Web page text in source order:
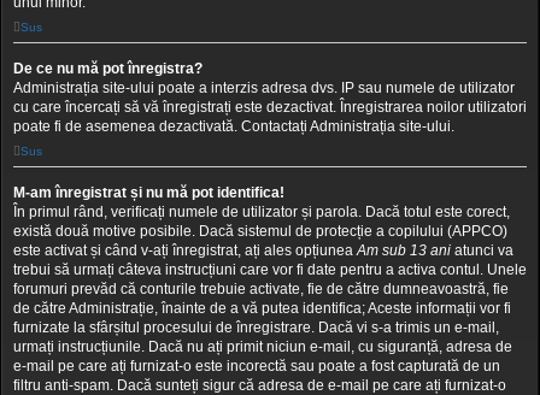
Sus
De ce nu mă pot înregistra?
Administrația site-ului poate a interzis adresa dvs. IP sau numele de utilizator
cu care încercați să vă înregistrați este dezactivat. Înregistrarea noilor utilizatori
poate fi de asemenea dezactivată. Contactați Administrația site-ului.
Sus
M-am înregistrat și nu mă pot identifica!
În primul rând, verificați numele de utilizator și parola. Dacă totul este corect,
există două motive posibile. Dacă sistemul de protecție a copilului (APPCO)
este activat și când v-ați înregistrat, ați ales opțiuneaAm sub 13 ani atunci va
trebui să urmați câteva instrucțiuni care vor fi date pentru a activa contul. Unele
forumuri prevăd că conturile trebuie activate, fie de către dumneavoastră, fie
de către Administrație, înainte de a vă putea identifica; Aceste informații vor fi
furnizate la sfârșitul procesului de înregistrare. Dacă vi s-a trimis un e-mail,
urmați instrucțiunile. Dacă nu ați primit niciun e-mail, cu siguranță, adresa de
e-mail pe care ați furnizat-o este incorectă sau poate a fost capturată de un
filtru anti-spam. Dacă sunteți sigur că adresa de e-mail pe care ați furnizat-o